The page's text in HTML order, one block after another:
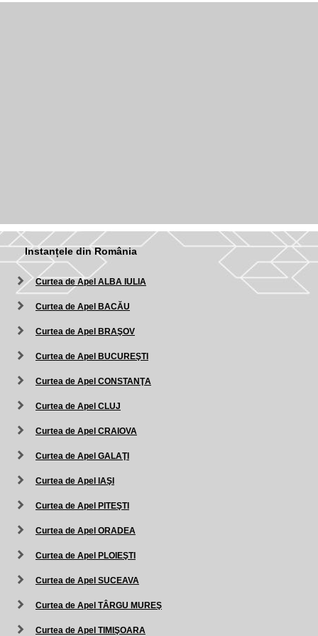
Instanțele din România
Curtea de Apel ALBA IULIA
Curtea de Apel BACĂU
Curtea de Apel BRAŞOV
Curtea de Apel BUCUREŞTI
Curtea de Apel CONSTANŢA
Curtea de Apel CLUJ
Curtea de Apel CRAIOVA
Curtea de Apel GALAŢI
Curtea de Apel IAŞI
Curtea de Apel PITEŞTI
Curtea de Apel ORADEA
Curtea de Apel PLOIEŞTI
Curtea de Apel SUCEAVA
Curtea de Apel TÂRGU MUREŞ
Curtea de Apel TIMIŞOARA